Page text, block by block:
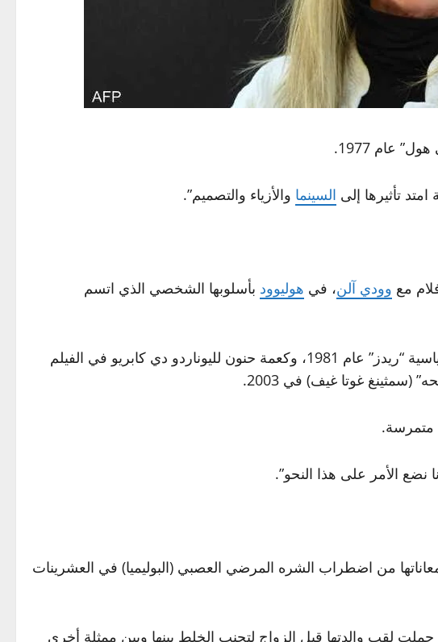
عام 1977.
تأثيرها إلى السينما والأزياء والتصميم”.
وودي آلن، في هوليوود بأسلوبها الشخصي الذي اتسم
وترشحت لجائزة الأوسكار لأفضل ممثلة عن تجسيدها لدور الصحفية الأميركية لويز براينت في الدراما السياسية “ريدز” عام 1981، وكعمة حنون لليوناردو دي كابريو في الفيلم
غوتا غيف) في 2003.
متمرسة.
هما “ثم مرة أخرى” في عام 2011، والذي كشفت فيه عن معاناتها من اضطراب الشره المرضي العصبي (البوليميا) في العشرينات
اسم ديان هول ثم حملت لقب والدتها قبل الزواج لتجنب الخلط بينها وبين ممثلة أخرى